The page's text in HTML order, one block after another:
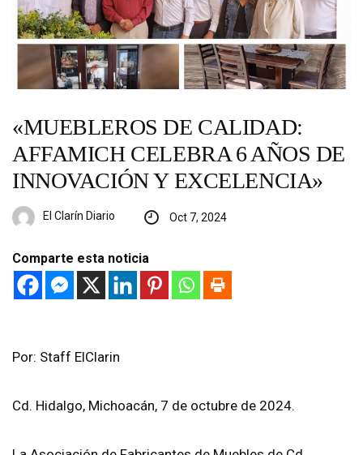
«MUEBLEROS DE CALIDAD:
AFFAMICH CELEBRA 6 AÑOS DE
INNOVACIÓN Y EXCELENCIA»
El Clarín Diario Oct 7, 2024
Comparte esta noticia
Por: Staff ElClarin
Cd. Hidalgo, Michoacán, 7 de octubre de 2024.